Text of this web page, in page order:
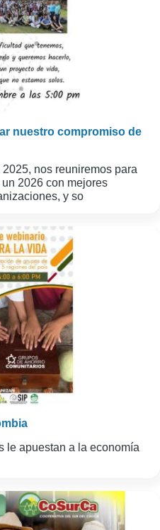
nuestro compromiso de
nos reuniremos para
2026 con mejores
y so
le apuestan a la economía